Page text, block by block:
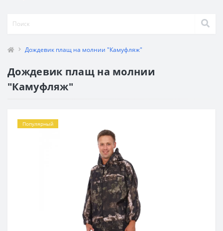
Дождевик плащ на молнии "Камуфляж"
Дождевик плащ на молнии
"Камуфляж"
Популярный